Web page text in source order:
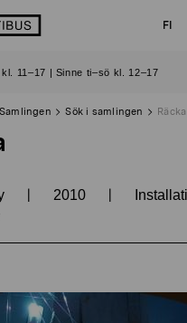
FI
11–17 | Sinne ti–sö kl. 12–17
Samlingen Sök i samlingen Räcka
| 2010 |